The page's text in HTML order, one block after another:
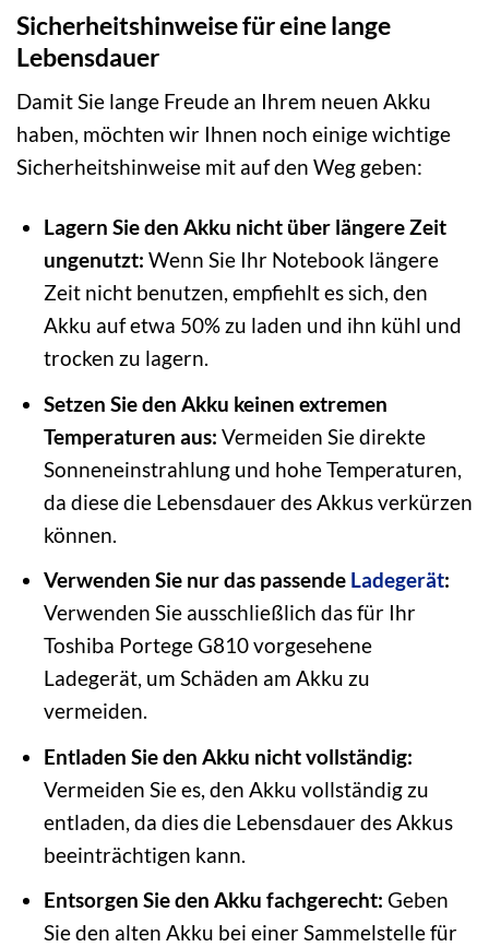
Sicherheitshinweise für eine lange
Lebensdauer
Damit Sie lange Freude an Ihrem neuen Akku
haben, möchten wir Ihnen noch einige wichtige
Sicherheitshinweise mit auf den Weg geben:
Lagern Sie den Akku nicht über längere Zeit
ungenutzt: Wenn Sie Ihr Notebook längere
Zeit nicht benutzen, empfiehlt es sich, den
Akku auf etwa 50% zu laden und ihn kühl und
trocken zu lagern.
Setzen Sie den Akku keinen extremen
Temperaturen aus: Vermeiden Sie direkte
Sonneneinstrahlung und hohe Temperaturen,
da diese die Lebensdauer des Akkus verkürzen
können.
Verwenden Sie nur das passende Ladegerät:
Verwenden Sie ausschließlich das für Ihr
Toshiba Portege G810 vorgesehene
Ladegerät, um Schäden am Akku zu
vermeiden.
Entladen Sie den Akku nicht vollständig:
Vermeiden Sie es, den Akku vollständig zu
entladen, da dies die Lebensdauer des Akkus
beeinträchtigen kann.
Entsorgen Sie den Akku fachgerecht: Geben
Sie den alten Akku bei einer Sammelstelle für